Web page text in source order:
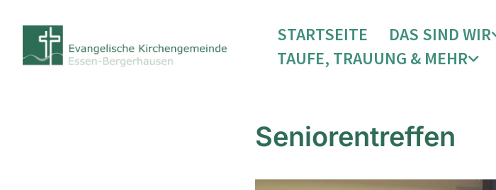
STARTSEITE DAS SIND WIR
TAUFE, TRAUUNG & MEHR
Seniorentreffen